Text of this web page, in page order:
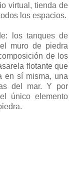
virtual, tienda de
los espacios.
los tanques de
muro de piedra
de los
flotante que
en sí misma, una
del mar. Y por
único elemento